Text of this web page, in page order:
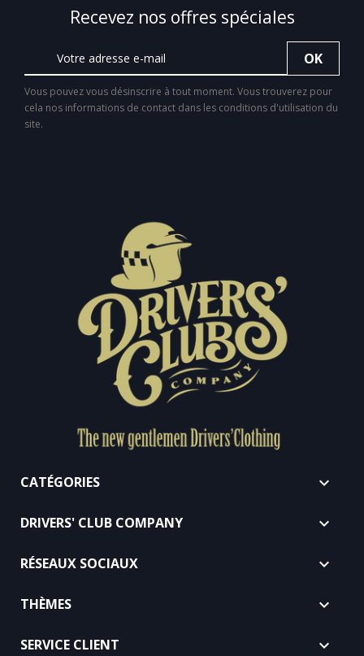
Recevez nos offres spéciales
Vous pouvez vous désinscrire à tout moment. Vous trouverez pour
cela nos informations de contact dans les conditions d'utilisation du
site.
CATÉGORIES 
DRIVERS' CLUB COMPANY 
RÉSEAUX SOCIAUX 
THÈMES 
SERVICE CLIENT 